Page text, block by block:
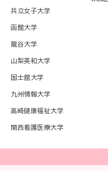
共立女子大学
函館大学
龍谷大学
山梨英和大学
国士舘大学
九州情報大学
高崎健康福祉大学
関西看護医療大学